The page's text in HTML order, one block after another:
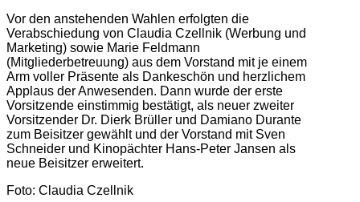
Vor den anstehenden Wahlen erfolgten die
Verabschiedung von Claudia Czellnik (Werbung und
Marketing) sowie Marie Feldmann
(Mitgliederbetreuung) aus dem Vorstand mit je einem
Arm voller Präsente als Dankeschön und herzlichem
Applaus der Anwesenden. Dann wurde der erste
Vorsitzende einstimmig bestätigt, als neuer zweiter
Vorsitzender Dr. Dierk Brüller und Damiano Durante
zum Beisitzer gewählt und der Vorstand mit Sven
Schneider und Kinopächter Hans-Peter Jansen als
neue Beisitzer erweitert.
Foto: Claudia Czellnik